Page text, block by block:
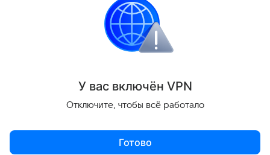
Поделиться
У вас включён VPN
Отключите, чтобы всё работало
Готово